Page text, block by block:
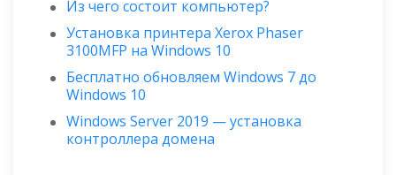
Из чего состоит компьютер?
Установка принтера Xerox Phaser
3100MFP на Windows 10
Бесплатно обновляем Windows 7 до
Windows 10
Windows Server 2019 — установка
контроллера домена